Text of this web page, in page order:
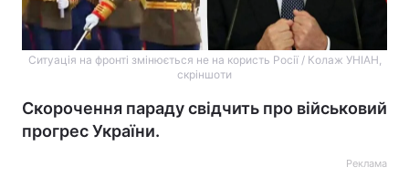
Ситуація на фронті змінюється не на користь Росії / Колаж УНІАН,
скріншоти
Скорочення параду свідчить про військовий
прогрес України.
Реклама